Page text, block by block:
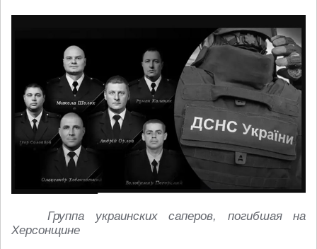
Группа украинских саперов, погибшая на
Херсонщине